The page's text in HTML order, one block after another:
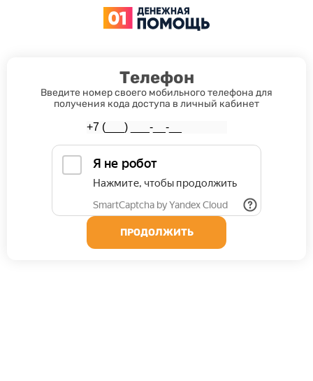
Телефон
Введите номер своего мобильного телефона для
получения кода доступа в личный кабинет
ПРОДОЛЖИТЬ